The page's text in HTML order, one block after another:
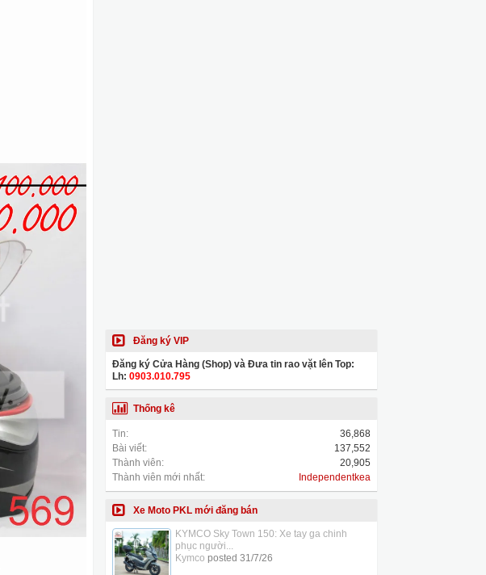
Đăng ký VIP
Đăng ký Cửa Hàng (Shop) và Đưa tin rao vặt lên Top:
Lh: 0903.010.795
Thống kê
Tin:
36,868
Bài viết:
137,552
Thành viên:
20,905
Thành viên mới nhất:
Independentkea
Xe Moto PKL mới đăng bán
KYMCO Sky Town 150: Xe tay ga chinh
phục người...
Kymco posted 31/7/26